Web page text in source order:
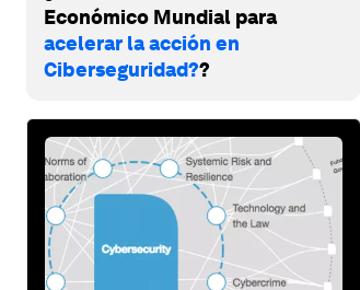
Económico Mundial para
acelerar la acción en
Ciberseguridad??